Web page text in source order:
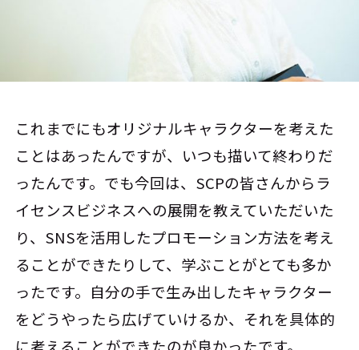
これまでにもオリジナルキャラクターを考えた
ことはあったんですが、いつも描いて終わりだ
ったんです。でも今回は、SCPの皆さんからラ
イセンスビジネスへの展開を教えていただいた
り、SNSを活用したプロモーション方法を考え
ることができたりして、学ぶことがとても多か
ったです。自分の手で生み出したキャラクター
をどうやったら広げていけるか、それを具体的